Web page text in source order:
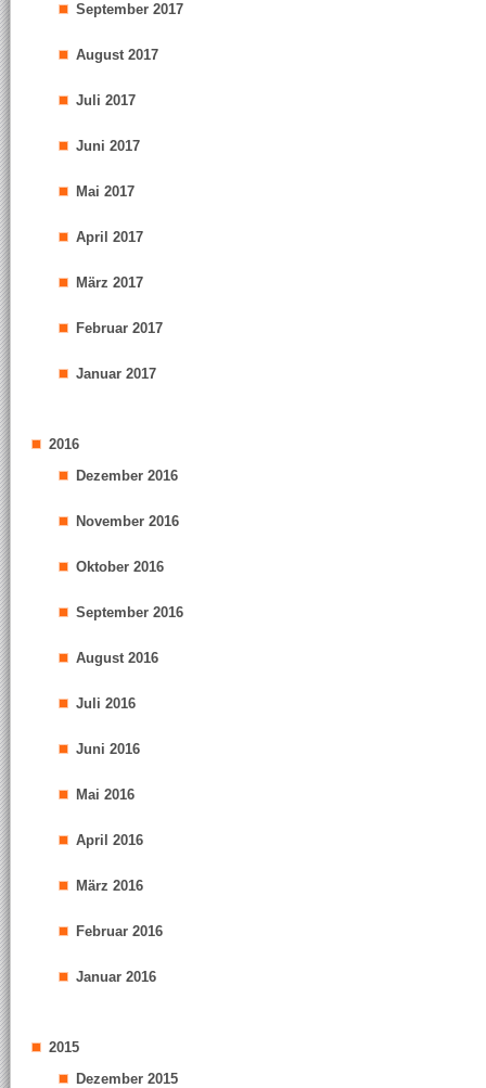
September 2017
August 2017
Juli 2017
Juni 2017
Mai 2017
April 2017
März 2017
Februar 2017
Januar 2017
2016
Dezember 2016
November 2016
Oktober 2016
September 2016
August 2016
Juli 2016
Juni 2016
Mai 2016
April 2016
März 2016
Februar 2016
Januar 2016
2015
Dezember 2015